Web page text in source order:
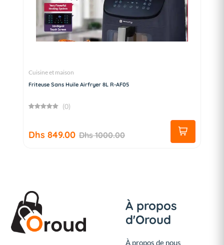
Cuisine et maison
Friteuse Sans Huile Airfryer 8L R-AF05
(0)
Dhs 849.00 Dhs 1000.00
À propos
d'Oroud
À propos de nous